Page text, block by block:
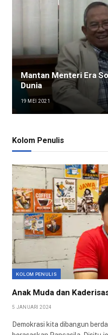
Mantan Menteri Era
Dunia
19 MEI 2021
Kolom Penulis
KOLOM PENULIS
Anak Muda dan
5 JANUARI 2024
Demokrasi kita dibangun